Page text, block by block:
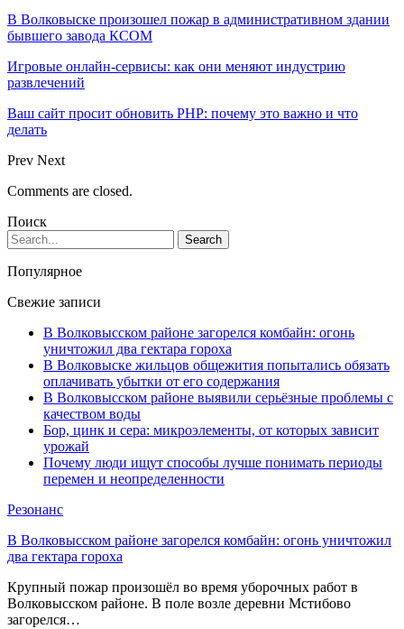
В Волковыске произошел пожар в административном здании
бывшего завода КСОМ
Игровые онлайн-сервисы: как они меняют индустрию
развлечений
Ваш сайт просит обновить PHP: почему это важно и что
делать
Prev Next
Comments are closed.
Поиск
Популярное
Свежие записи
В Волковысском районе загорелся комбайн: огонь
уничтожил два гектара гороха
В Волковыске жильцов общежития попытались обязать
оплачивать убытки от его содержания
В Волковысском районе выявили серьёзные проблемы с
качеством воды
Бор, цинк и сера: микроэлементы, от которых зависит
урожай
Почему люди ищут способы лучше понимать периоды
перемен и неопределенности
Резонанс
В Волковысском районе загорелся комбайн: огонь уничтожил
два гектара гороха
Крупный пожар произошёл во время уборочных работ в
Волковысском районе. В поле возле деревни Мстибово
загорелся…